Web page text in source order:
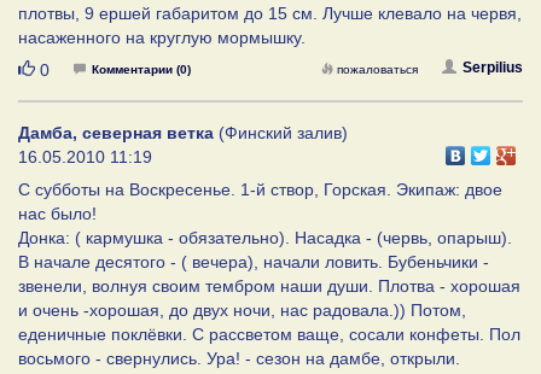
плотвы, 9 ершей габаритом до 15 см. Лучше клевало на червя,
насаженного на круглую мормышку.
Нравится
0 Комментарии (0) Serpilius
пожаловаться
Дамба, северная ветка (Финский залив)
16.05.2010 11:19
С субботы на Воскресенье. 1-й створ, Горская. Экипаж: двое
нас было!
Донка: ( кармушка - обязательно). Насадка - (червь, опарыш).
В начале десятого - ( вечера), начали ловить. Бубеньчики -
звенели, волнуя своим тембром наши души. Плотва - хорошая
и очень -хорошая, до двух ночи, нас радовала.)) Потом,
еденичные поклёвки. С рассветом ваще, сосали конфеты. Пол
восьмого - свернулись. Ура! - сезон на дамбе, открыли.